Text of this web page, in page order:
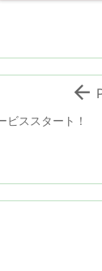
ススタート！
